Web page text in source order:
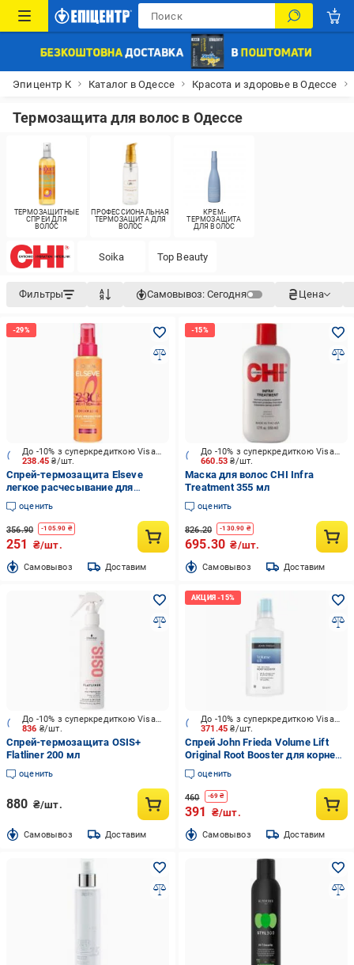
Эпицентр К Каталог в Одессе Красота и здоровье в Одессе
Термозащита для волос в Одессе
ТЕРМОЗАЩИТНЫЕ
СПРЕИ ДЛЯ
ВОЛОС
ПРОФЕССИОНАЛЬНАЯ
ТЕРМОЗАЩИТА ДЛЯ
ВОЛОС
КРЕМ-
ТЕРМОЗАЩИТА
ДЛЯ ВОЛОС
Soika Top Beauty
Фильтры Самовывоз: Сегодня Цена
238.45₴/шт.
До -10% з суперкредиткою Visa Вигода
Спрей-термозащита Elseve
легкое расчесывание для
длинных, поврежденных волос
230°С Dream long 150 мл
оценить
356.90 -105.90 ₴
251 ₴/шт.
Cамовывоз Доставим
660.53₴/шт.
До -10% з суперкредиткою Visa Вигода
Маска для волос CHI Infra
Treatment 355 мл
оценить
826.20 -130.90 ₴
695.30 ₴/шт.
Cамовывоз Доставим
836 ₴/шт.
До -10% з суперкредиткою Visa Вигода
Спрей-термозащита OSIS+
Flatliner 200 мл
оценить
880 ₴/шт.
Cамовывоз Доставим
371.45₴/шт.
До -10% з суперкредиткою Visa Вигода
Спрей John Frieda Volume Lift
Original Root Booster для корней
тонких волос 150 мл
оценить
460 -69 ₴
391 ₴/шт.
Cамовывоз Доставим